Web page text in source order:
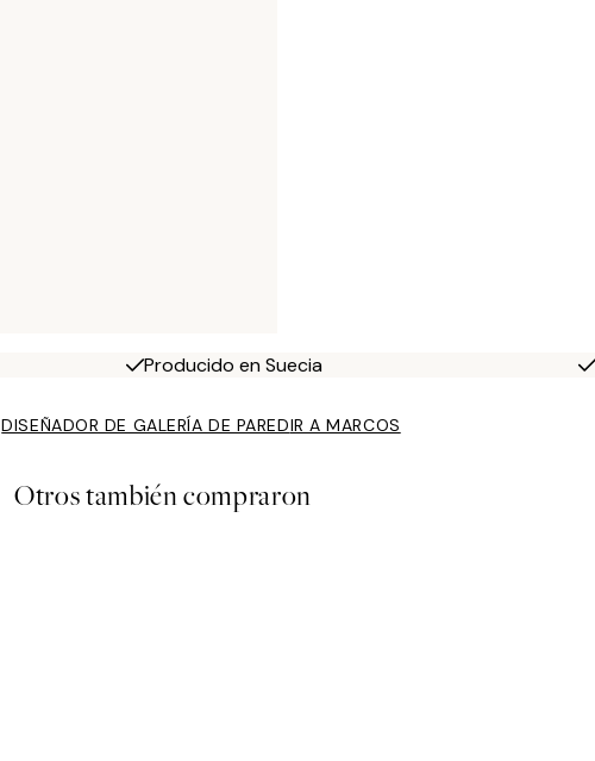
Producido en Suecia
DISEÑADOR DE GALERÍA DE PAREDIR A MARCOS
Otros también compraron